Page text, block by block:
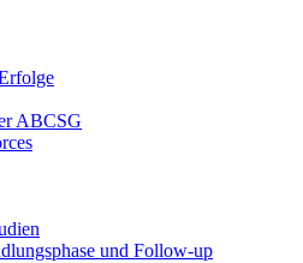
ABCSG
und Follow-up